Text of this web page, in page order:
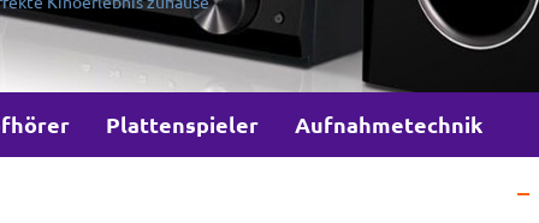
Plattenspieler Aufnahmetechnik